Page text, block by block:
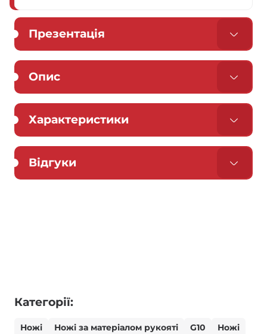
Презентація
Опис
Характеристики
Відгуки
Категорії:
Ножі Ножі за матеріалом рукояті G10
Ножі